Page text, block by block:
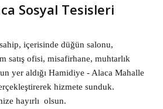
Sosyal Tesisleri
içerisinde düğün salonu,
satış ofisi, misafirhane, muhtarlık
yer aldığı Hamidiye - Alaca Mahalle
hizmete sunduk.
hayırlı olsun.